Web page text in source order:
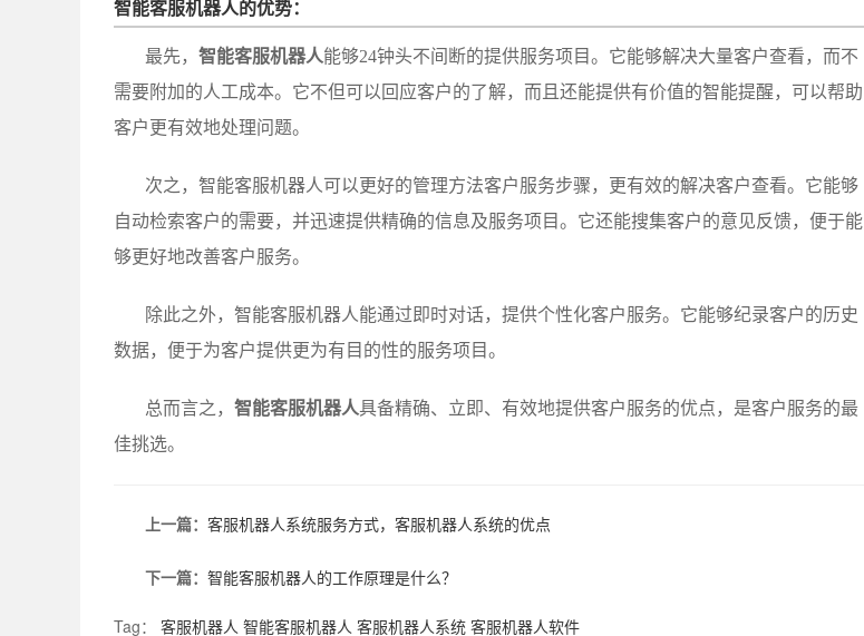
智能客服机器人的优势：
最先， 智能客服机器人能够24钟头不间断的提供服务项目。它能够解决大量客户查看，而不
需要附加的人工成本。它不但可以回应客户的了解，而且还能提供有价值的智能提醒，可以帮助
客户更有效地处理问题。
次之，智能客服机器人可以更好的管理方法客户服务步骤，更有效的解决客户查看。它能够
自动检索客户的需要，并迅速提供精确的信息及服务项目。它还能搜集客户的意见反馈，便于能
够更好地改善客户服务。
除此之外，智能客服机器人能通过即时对话，提供个性化客户服务。它能够纪录客户的历史
数据，便于为客户提供更为有目的性的服务项目。
总而言之， 智能客服机器人具备精确、立即、有效地提供客户服务的优点，是客户服务的最
佳挑选。
上一篇： 客服机器人系统服务方式，客服机器人系统的优点
下一篇： 智能客服机器人的工作原理是什么？
Tag： 客服机器人 智能客服机器人 客服机器人系统 客服机器人软件